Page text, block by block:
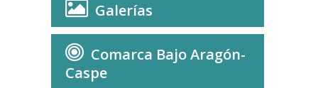
Galerías
Comarca Bajo Aragón-
Caspe